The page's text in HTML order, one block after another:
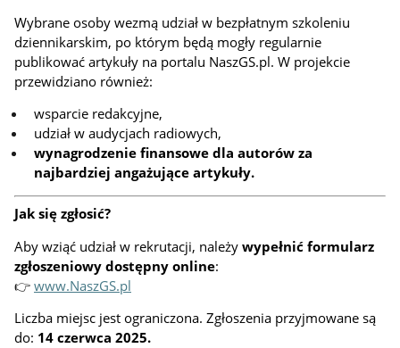
Wybrane osoby wezmą udział w bezpłatnym szkoleniu
dziennikarskim, po którym będą mogły regularnie
publikować artykuły na portalu NaszGS.pl. W projekcie
przewidziano również:
wsparcie redakcyjne,
udział w audycjach radiowych,
wynagrodzenie finansowe dla autorów za
najbardziej angażujące artykuły.
Jak się zgłosić?
Aby wziąć udział w rekrutacji, należy wypełnić formularz
zgłoszeniowy dostępny online:
👉 www.NaszGS.pl
Liczba miejsc jest ograniczona. Zgłoszenia przyjmowane są
do: 14 czerwca 2025.